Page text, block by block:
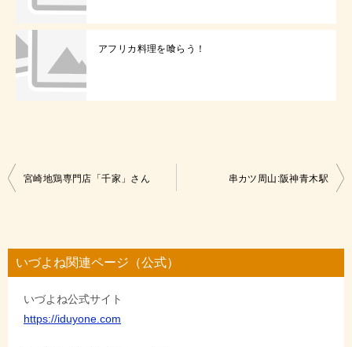
アフリカ料理を喰らう！
投
ビ
ゲ
宮崎地鶏専門店「千家」さん 串カツ周山:阪神青木駅
いづよね関連ページ（公式）
いづよね公式サイト
https://iduyone.com